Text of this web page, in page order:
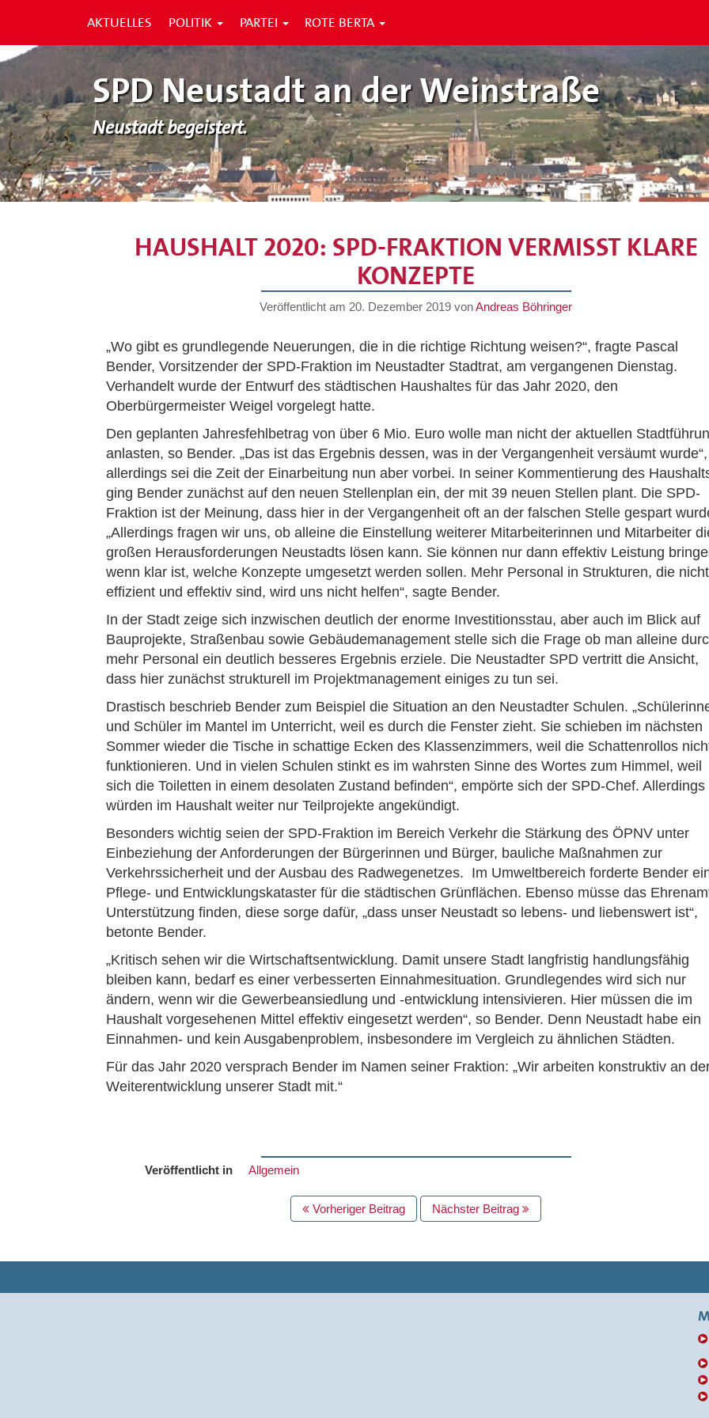
AKTUELLES POLITIK PARTEI ROTE BERTA
SPD Neustadt an der Weinstraße
Neustadt begeistert.
HAUSHALT 2020: SPD-FRAKTION VERMISST KLARE
KONZEPTE
Veröffentlicht am 20. Dezember 2019 vonAndreas Böhringer
„Wo gibt es grundlegende Neuerungen, die in die richtige Richtung weisen?“, fragte Pascal
Bender, Vorsitzender der SPD-Fraktion im Neustadter Stadtrat, am vergangenen Dienstag.
Verhandelt wurde der Entwurf des städtischen Haushaltes für das Jahr 2020, den
Oberbürgermeister Weigel vorgelegt hatte.
Den geplanten Jahresfehlbetrag von über 6 Mio. Euro wolle man nicht der aktuellen
anlasten, so Bender. „Das ist das Ergebnis dessen, was in der Vergangenheit versäumt wurde“,
allerdings sei die Zeit der Einarbeitung nun aber vorbei. In seiner Kommentierung des
ging Bender zunächst auf den neuen Stellenplan ein, der mit 39 neuen Stellen plant. Die SPD-
Fraktion ist der Meinung, dass hier in der Vergangenheit oft an der falschen Stelle gespart
„Allerdings fragen wir uns, ob alleine die Einstellung weiterer Mitarbeiterinnen und Mitarbeiter
großen Herausforderungen Neustadts lösen kann. Sie können nur dann effektiv Leistung
wenn klar ist, welche Konzepte umgesetzt werden sollen. Mehr Personal in Strukturen, die nicht
effizient und effektiv sind, wird uns nicht helfen“, sagte Bender.
In der Stadt zeige sich inzwischen deutlich der enorme Investitionsstau, aber auch im Blick auf
Bauprojekte, Straßenbau sowie Gebäudemanagement stelle sich die Frage ob man alleine
mehr Personal ein deutlich besseres Ergebnis erziele. Die Neustadter SPD vertritt die Ansicht,
dass hier zunächst strukturell im Projektmanagement einiges zu tun sei.
Drastisch beschrieb Bender zum Beispiel die Situation an den Neustadter Schulen.
und Schüler im Mantel im Unterricht, weil es durch die Fenster zieht. Sie schieben im nächsten
Sommer wieder die Tische in schattige Ecken des Klassenzimmers, weil die Schattenrollos
funktionieren. Und in vielen Schulen stinkt es im wahrsten Sinne des Wortes zum Himmel, weil
sich die Toiletten in einem desolaten Zustand befinden“, empörte sich der SPD-Chef. Allerdings
würden im Haushalt weiter nur Teilprojekte angekündigt.
Besonders wichtig seien der SPD-Fraktion im Bereich Verkehr die Stärkung des ÖPNV unter
Einbeziehung der Anforderungen der Bürgerinnen und Bürger, bauliche Maßnahmen zur
Verkehrssicherheit und der Ausbau des Radwegenetzes. Im Umweltbereich forderte Bender
Pflege- und Entwicklungskataster für die städtischen Grünflächen. Ebenso müsse das
Unterstützung finden, diese sorge dafür, „dass unser Neustadt so lebens- und liebenswert ist“,
betonte Bender.
„Kritisch sehen wir die Wirtschaftsentwicklung. Damit unsere Stadt langfristig handlungsfähig
bleiben kann, bedarf es einer verbesserten Einnahmesituation. Grundlegendes wird sich nur
ändern, wenn wir die Gewerbeansiedlung und -entwicklung intensivieren. Hier müssen die im
Haushalt vorgesehenen Mittel effektiv eingesetzt werden“, so Bender. Denn Neustadt habe ein
Einnahmen- und kein Ausgabenproblem, insbesondere im Vergleich zu ähnlichen Städten.
Für das Jahr 2020 versprach Bender im Namen seiner Fraktion: „Wir arbeiten konstruktiv an
Weiterentwicklung unserer Stadt mit.“
Veröffentlicht in Allgemein
Vorheriger Beitrag Nächster Beitrag